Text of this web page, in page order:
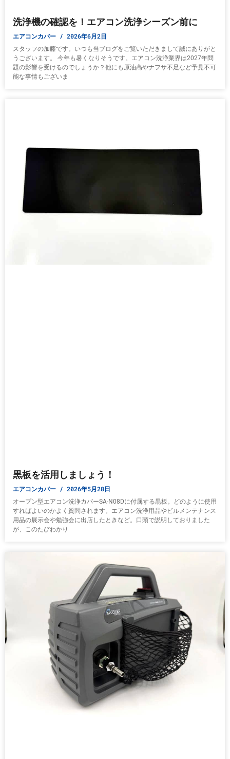
洗浄機の確認を！エアコン洗浄シーズン前に
エアコンカバー 2026年6月2日
スタッフの加藤です。いつも当ブログをご覧いただきまして誠にありがと
うございます。 今年も暑くなりそうです。エアコン洗浄業界は2027年問
題の影響を受けるのでしょうか？他にも原油高やナフサ不足など予見不可
能な事情もございま
黒板を活用しましょう！
エアコンカバー 2026年5月28日
オープン型エアコン洗浄カバーSA-N08Dに付属する黒板。どのように使用
すればよいのかよく質問されます。エアコン洗浄用品やビルメンテナンス
用品の展示会や勉強会に出店したときなど。口頭で説明しておりました
が、このたびわかり